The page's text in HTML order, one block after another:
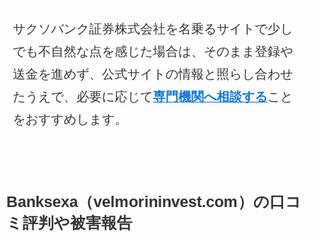
サクソバンク証券株式会社を名乗るサイトで少し
でも不自然な点を感じた場合は、そのまま登録や
送金を進めず、公式サイトの情報と照らし合わせ
たうえで、必要に応じて専門機関へ相談すること
をおすすめします。
Banksexa（velmorininvest.com）の口コ
ミ評判や被害報告